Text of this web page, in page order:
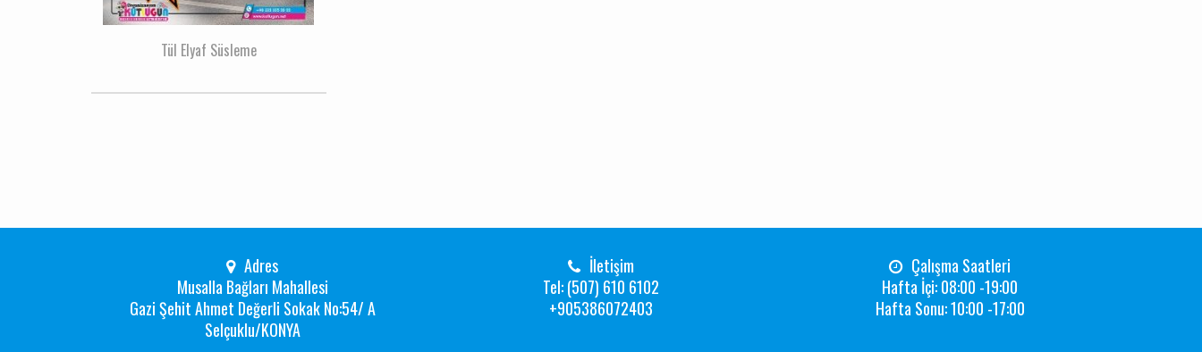
Tül Elyaf Süsleme
Adres
Musalla Bağları Mahallesi
Gazi Şehit Ahmet Değerli Sokak No:54/ A
Selçuklu/KONYA
İletişim
Tel: (507) 610 6102
+905386072403
Çalışma Saatleri
Hafta İçi: 08:00 -19:00
Hafta Sonu: 10:00 -17:00